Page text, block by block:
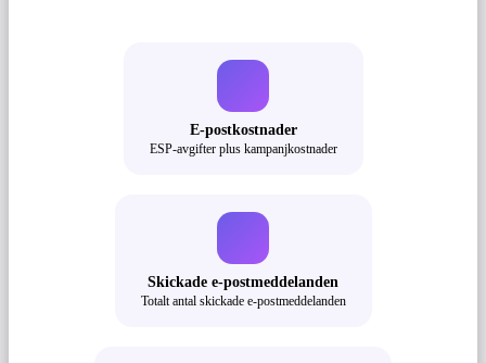
E-postkostnader
ESP-avgifter plus kampanjkostnader
Skickade e-postmeddelanden
Totalt antal skickade e-postmeddelanden